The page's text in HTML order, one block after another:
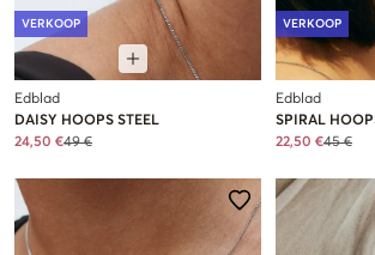
VERKOOP
Edblad
DAISY HOOPS STEEL
24,50 €49 €
VERKOOP
Edblad
SPIRAL
22,50 €45 €